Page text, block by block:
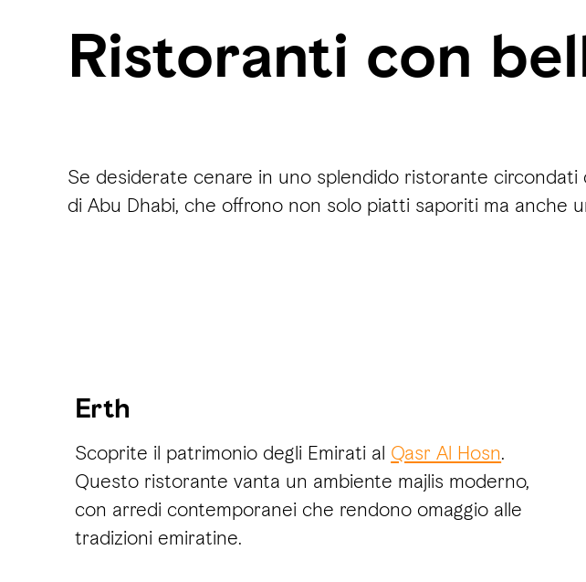
Ristoranti con
Se desiderate cenare in uno splendido ristorante circondati
di Abu Dhabi, che offrono non solo piatti saporiti ma anche
Erth
Scoprite il patrimonio degli Emirati al Qasr Al Hosn.
Questo ristorante vanta un ambiente majlis moderno,
con arredi contemporanei che rendono omaggio alle
tradizioni emiratine.